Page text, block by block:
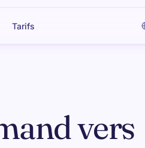
Tarifs
vers